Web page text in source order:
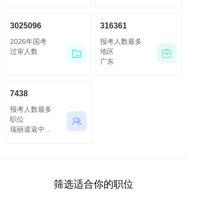
3025096
2026年国考
过审人数
316361
报考人数最多
地区
广东
7438
报考人数最多
职位
筛选适合你的职位